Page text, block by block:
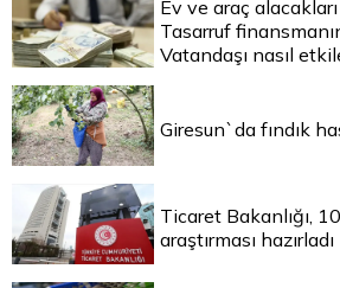
Ev ve araç
Tasarruf
Vatandaşı nasıl
Giresun`da fındık
Ticaret Bakanlığı,
araştırması hazırladı